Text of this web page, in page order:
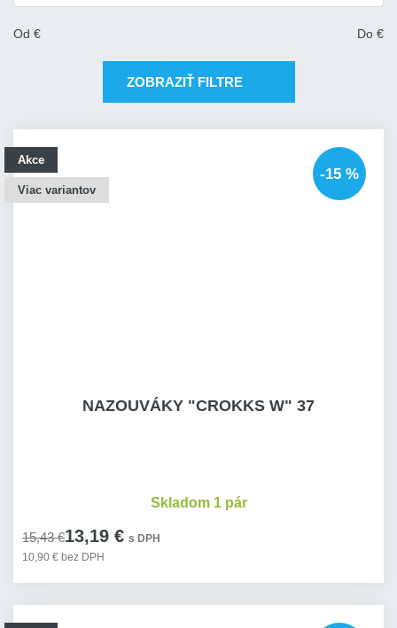
Od € Do €
ZOBRAZIŤ FILTRE
Akce
Viac variantov
-15 %
NAZOUVÁKY "CROKKS W" 37
15,43 €13,19 € s DPH
10,90 € bez DPH
Skladom 1 pár